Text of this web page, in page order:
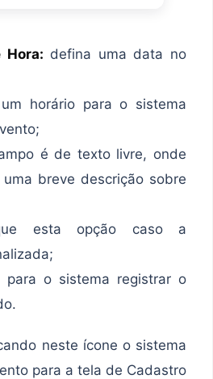
Hora: defina uma data no
horário para o sistema
é de texto livre, onde
breve descrição sobre
esta opção caso a
para o sistema registrar o
neste ícone o sistema
para a tela de Cadastro